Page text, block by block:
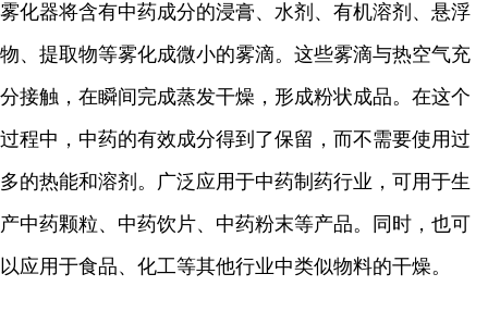
雾化器将含有中药成分的浸膏、水剂、有机溶剂、悬浮
物、提取物等雾化成微小的雾滴。这些雾滴与热空气充
分接触，在瞬间完成蒸发干燥，形成粉状成品。在这个
过程中，中药的有效成分得到了保留，而不需要使用过
多的热能和溶剂。广泛应用于中药制药行业，可用于生
产中药颗粒、中药饮片、中药粉末等产品。同时，也可
以应用于食品、化工等其他行业中类似物料的干燥。